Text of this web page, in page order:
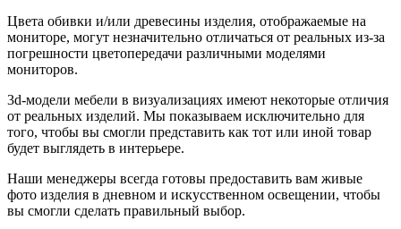
Цвета обивки и/или древесины изделия, отображаемые на
мониторе, могут незначительно отличаться от реальных из-за
погрешности цветопередачи различными моделями
мониторов.
3d-модели мебели в визуализациях имеют некоторые отличия
от реальных изделий. Мы показываем исключительно для
того, чтобы вы смогли представить как тот или иной товар
будет выглядеть в интерьере.
Наши менеджеры всегда готовы предоставить вам живые
фото изделия в дневном и искусственном освещении, чтобы
вы смогли сделать правильный выбор.